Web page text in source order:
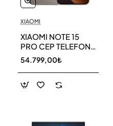
XIAOMI
XIAOMI NOTE 15
PRO CEP TELEFONU
256 GB
54.799,00₺